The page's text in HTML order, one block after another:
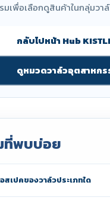
มเพื่อเลือกดูสินค้าในกลุ่มวา
กลับไปหน้า Hub
ดูหมวดวาล์วอุตสาหกร
ที่พบบ่อย
สเปคของวาล์วประเภทใด